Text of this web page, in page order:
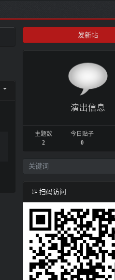
发新帖
演出信息
主题数
2
今日贴子
0
扫码访问